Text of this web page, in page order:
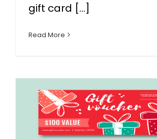
gift card [...]
Read More